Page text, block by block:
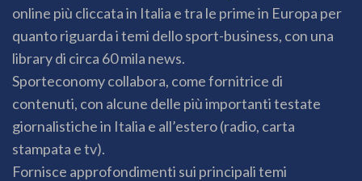
online più cliccata in Italia e tra le prime in Europa per
quanto riguarda i temi dello sport-business, con una
library di circa 60 mila news.
Sporteconomy collabora, come fornitrice di
contenuti, con alcune delle più importanti testate
giornalistiche in Italia e all’estero (radio, carta
stampata e tv).
Fornisce approfondimenti sui principali temi